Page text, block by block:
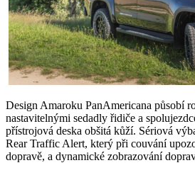
Design Amaroku PanAmericana působí
nastavitelnými sedadly řidiče a
přístrojová deska obšitá kůží. Sériová
Rear Traffic Alert, který při couvání
dopravě, a dynamické zobrazování